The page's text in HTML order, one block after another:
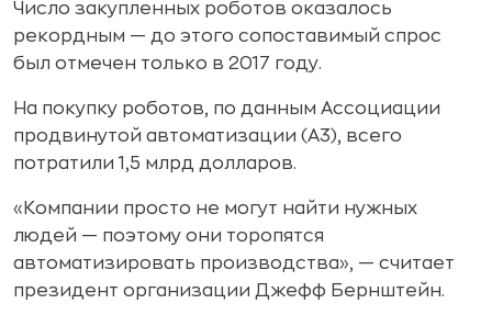
Число закупленных роботов оказалось
рекордным — до этого сопоставимый спрос
был отмечен только в 2017 году.
На покупку роботов, по данным Ассоциации
продвинутой автоматизации (A3), всего
потратили 1,5 млрд долларов.
«Компании просто не могут найти нужных
людей — поэтому они торопятся
автоматизировать производства», — считает
президент организации Джефф Бернштейн.